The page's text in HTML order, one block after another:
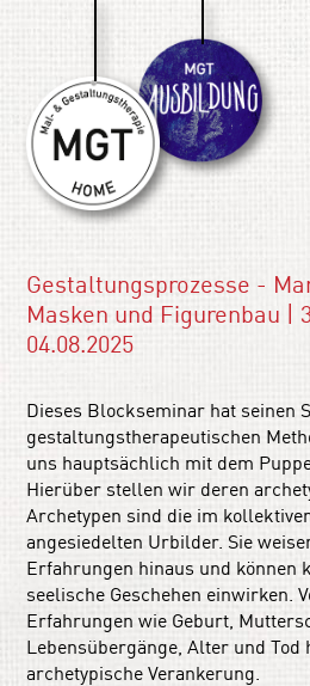
Gestaltungsprozesse -
Masken und Figurenbau |
04.08.2025
Dieses Blockseminar hat seinen
gestaltungstherapeutischen
uns hauptsächlich mit dem
Hierüber stellen wir deren
Archetypen sind die im
angesiedelten Urbilder. Sie
Erfahrungen hinaus und können
seelische Geschehen einwirken.
Erfahrungen wie Geburt,
Lebensübergänge, Alter und Tod
archetypische Verankerung.